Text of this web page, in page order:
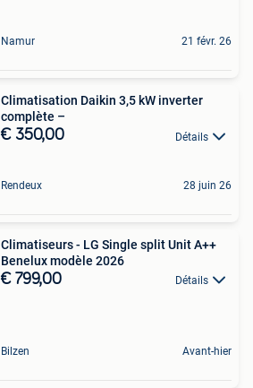
Namur 21 févr. 26
Climatisation Daikin 3,5 kW inverter
complète –
€ 350,00 Détails
Rendeux 28 juin 26
Climatiseurs - LG Single split Unit A++
Benelux modèle 2026
€ 799,00 Détails
Bilzen Avant-hier